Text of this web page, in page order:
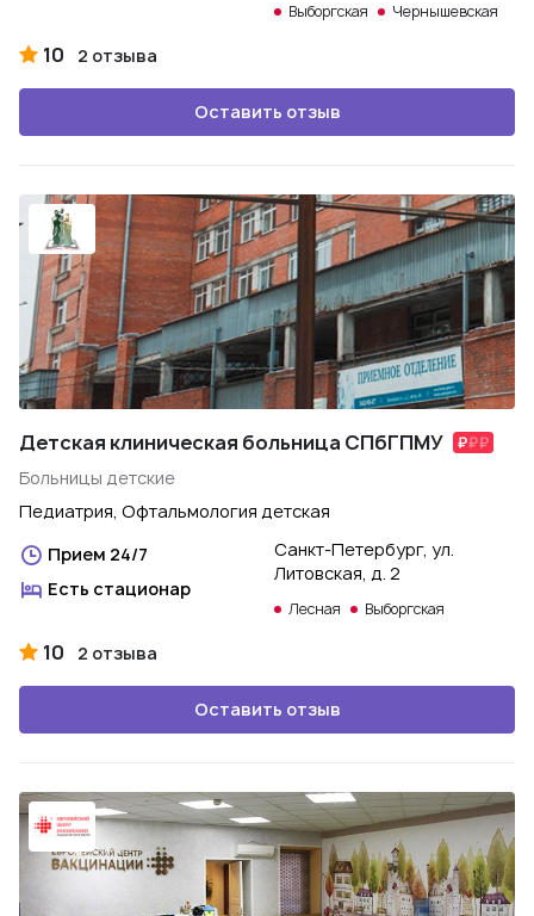
Выборгская
Чернышевская
10 2 отзыва
Оставить отзыв
Детская клиническая больница СПбГПМУ
Больницы детские
Педиатрия, Офтальмология детская
Прием 24/7
Есть стационар
Санкт-Петербург, ул.
Литовская, д. 2
Лесная Выборгская
10 2 отзыва
Оставить отзыв